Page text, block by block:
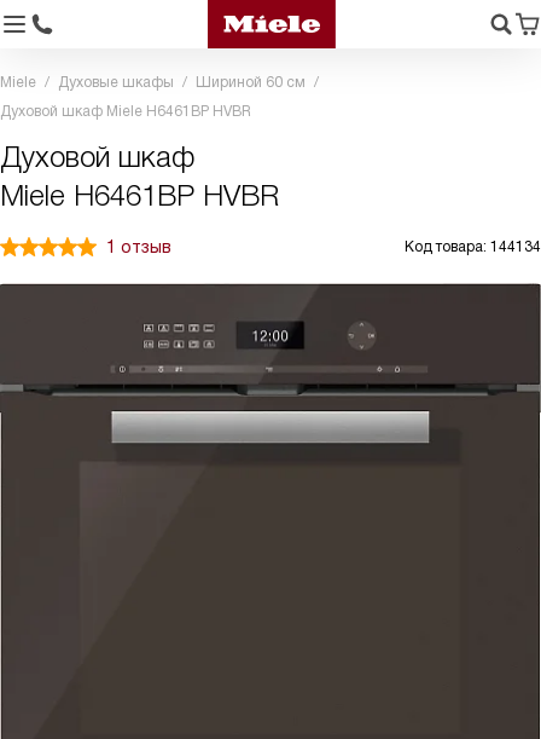
Miele Духовые шкафы
Шириной 60 см
Духовой шкаф Miele H6461BP HVBR
Духовой шкаф
Miele H6461BP HVBR
1 отзыв Код товара: 144134